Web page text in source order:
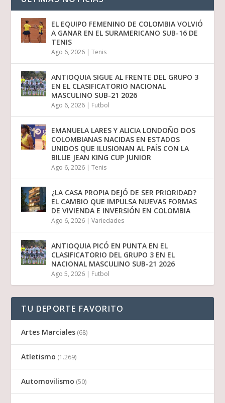
EL EQUIPO FEMENINO DE COLOMBIA VOLVIÓ
A GANAR EN EL SURAMERICANO SUB-16 DE
TENIS
Ago 6, 2026 |Tenis
ANTIOQUIA SIGUE AL FRENTE DEL GRUPO 3
EN EL CLASIFICATORIO NACIONAL
MASCULINO SUB-21 2026
Ago 6, 2026 | Futbol
EMANUELA LARES Y ALICIA LONDOÑO DOS
COLOMBIANAS NACIDAS EN ESTADOS
UNIDOS QUE ILUSIONAN AL PAÍS CON LA
BILLIE JEAN KING CUP JUNIOR
Ago 6, 2026 |Tenis
¿LA CASA PROPIA DEJÓ DE SER PRIORIDAD?
EL CAMBIO QUE IMPULSA NUEVAS FORMAS
DE VIVIENDA E INVERSIÓN EN COLOMBIA
Ago 6, 2026 |Variedades
ANTIOQUIA PICÓ EN PUNTA EN EL
CLASIFICATORIO DEL GRUPO 3 EN EL
NACIONAL MASCULINO SUB-21 2026
Ago 5, 2026 | Futbol
TU DEPORTE FAVORITO
Artes Marciales (68)
Atletismo (1.269)
Automovilismo (50)